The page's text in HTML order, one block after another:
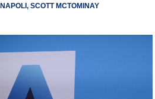
NAPOLI,SCOTT MCTOMINAY